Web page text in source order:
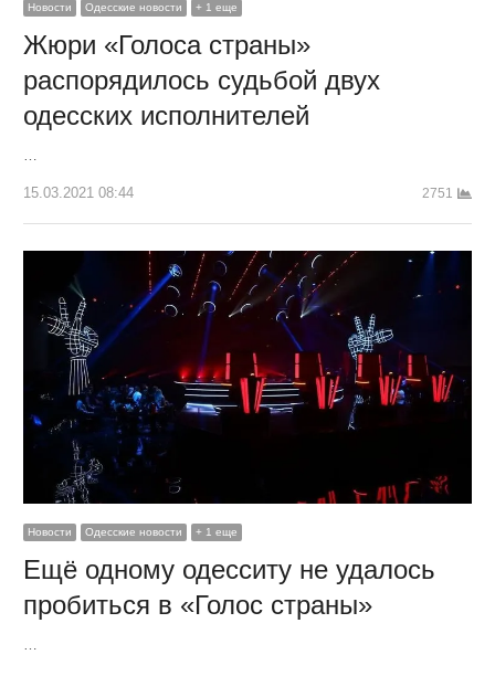
Новости Одесские новости + 1 еще
Жюри «Голоса страны»
распорядилось судьбой двух
одесских исполнителей
…
15.03.2021 08:44 2751
Новости Одесские новости + 1 еще
Ещё одному одесситу не удалось
пробиться в «Голос страны»